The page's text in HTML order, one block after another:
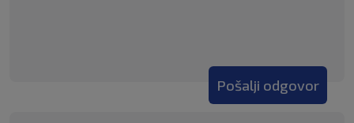
Pošalji odgovor